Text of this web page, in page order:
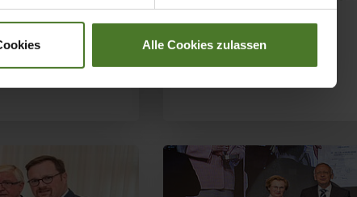
Alle Cookies zulassen
УЗНАТЬ БОЛЬШЕ